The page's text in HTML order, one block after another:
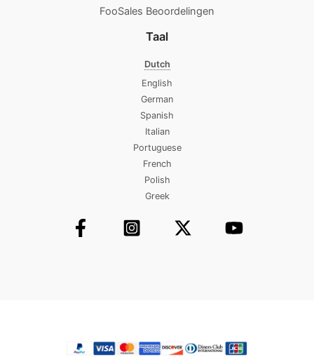
FooSales Beoordelingen
Taal
Dutch
English
German
Spanish
Italian
Portuguese
French
Polish
Greek